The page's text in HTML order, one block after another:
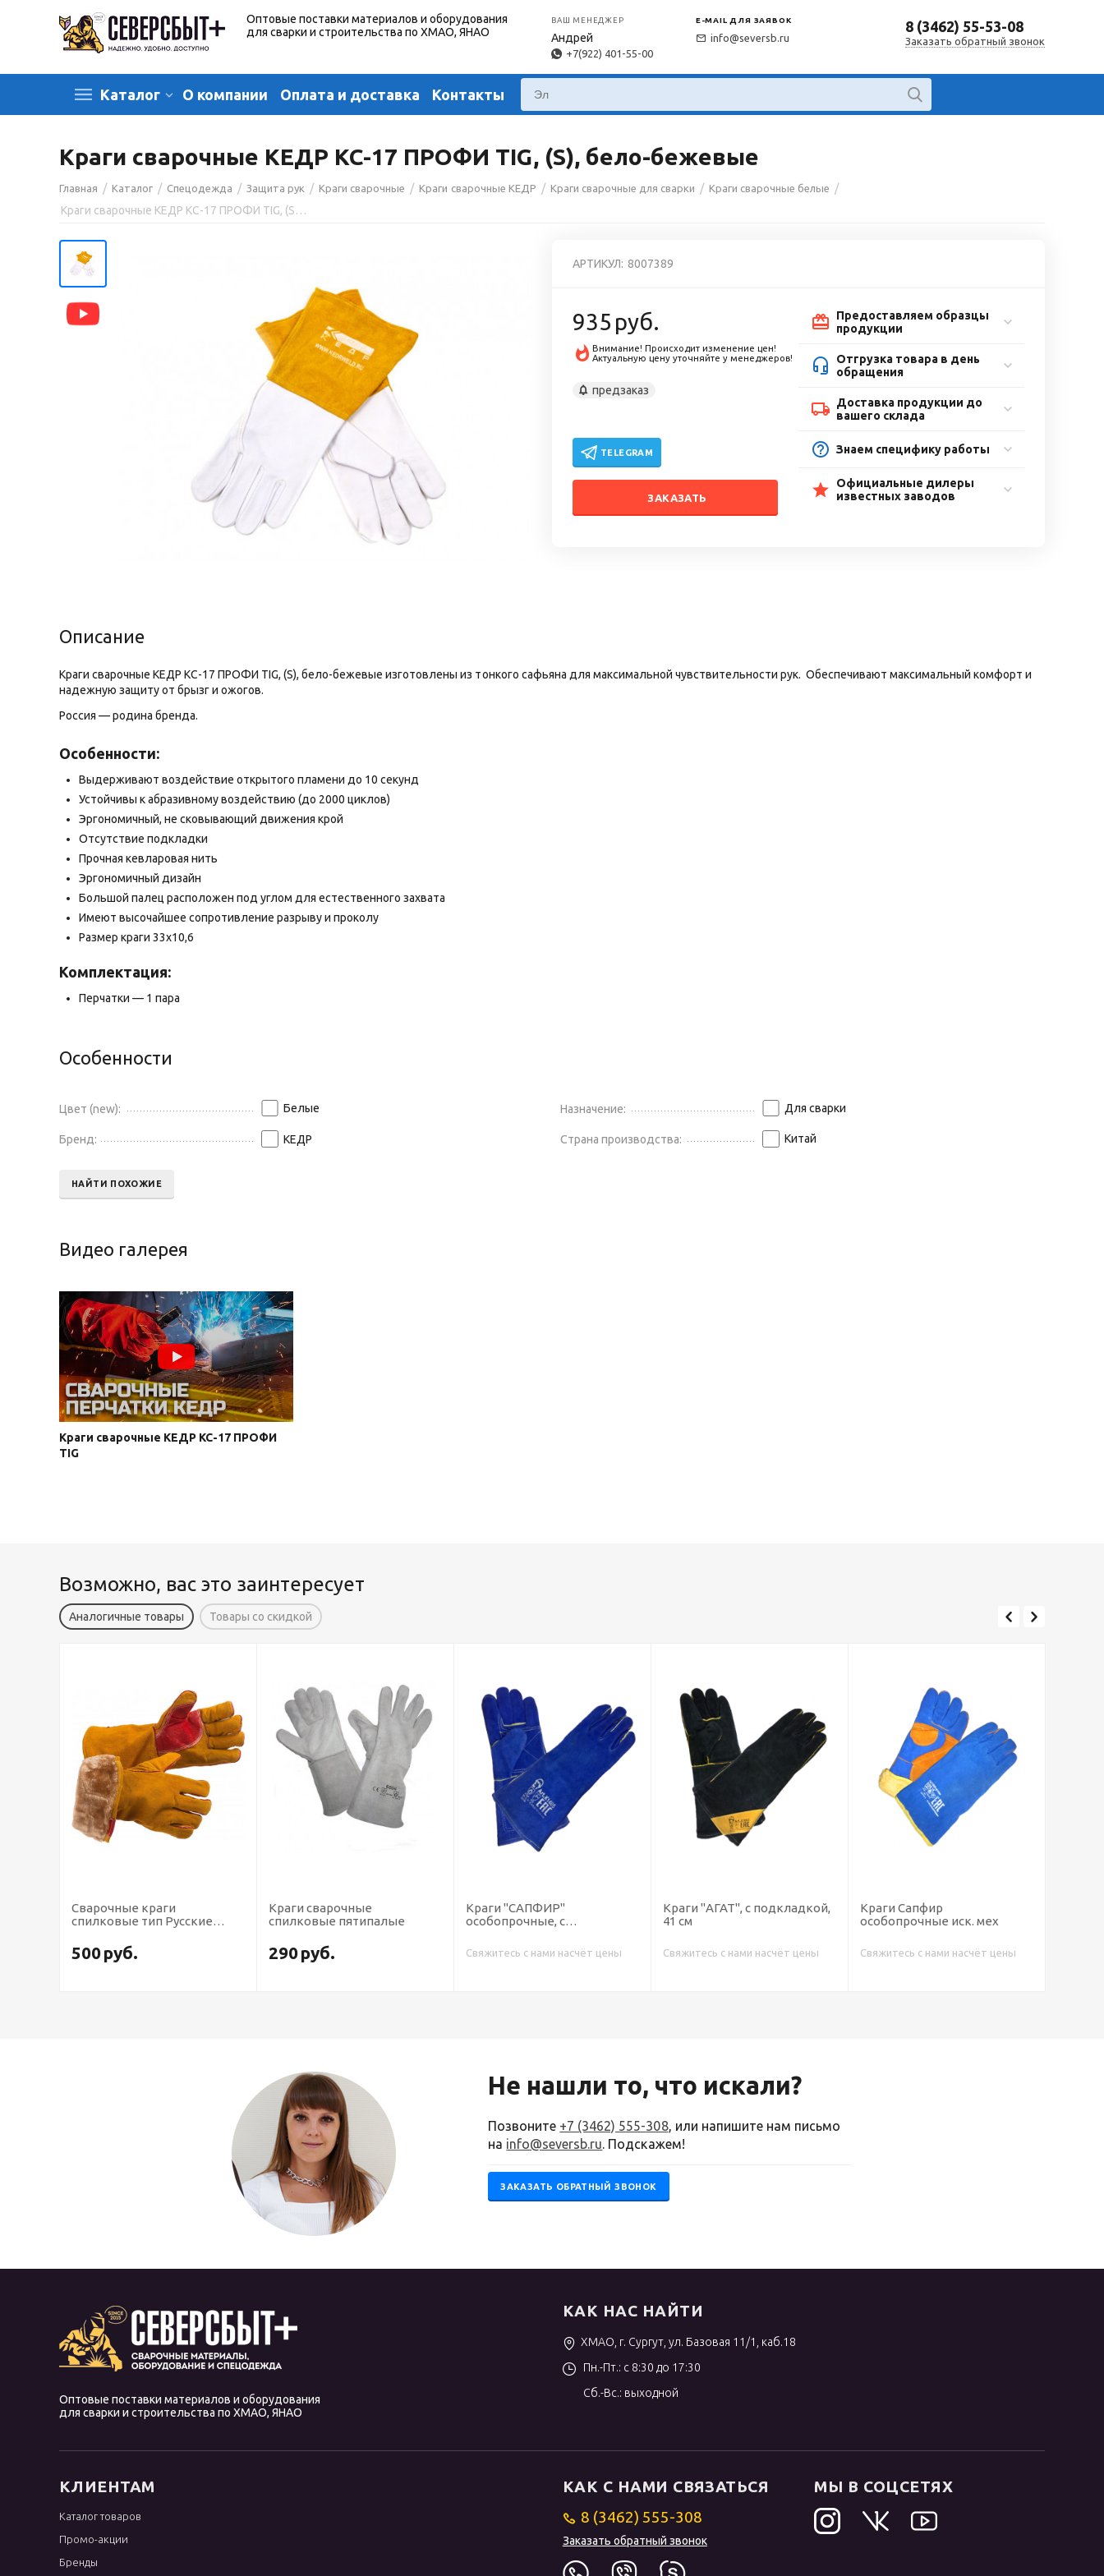
Оптовые поставки материалов и оборудования
для сварки и строительства по ХМАО, ЯНАО
ВАШ МЕНЕДЖЕР
Андрей
+7(922) 401-55-00
E-MAIL ДЛЯ ЗАЯВОК
info@seversb.ru
8 (3462) 55-53-08
Заказать обратный звонок
Каталог О компании Оплата и доставка Контакты
Краги сварочные КЕДР КС-17 ПРОФИ TIG, (S), бело-бежевые
Главная / Каталог / Спецодежда / Защита рук / Краги сварочные / Краги сварочные КЕДР / Краги сварочные для сварки / Краги сварочные белые /
Краги сварочные КЕДР КС-17 ПРОФИ TIG, (S), бело-бежевые
АРТИКУЛ: 8007389
935 руб.
Внимание! Происходит изменение цен!
Актуальную цену уточняйте у менеджеров!
предзаказ
TELEGRAM
ЗАКАЗАТЬ
Предоставляем образцы
продукции
Отгрузка товара в день
обращения
Доставка продукции до
вашего склада
Знаем специфику работы
Официальные дилеры
известных заводов
Описание
Краги сварочные КЕДP КС-17 ПРОФИ TIG, (S), бело-бежевые изготовлены из тонкого сафьяна для максимальной чувствительности рук. Обеспечивают максимальный комфорт и
надежную защиту от брызг и ожогов.
Россия — родина бренда.
Особенности:
Выдерживают воздействие открытого пламени до 10 секунд
Устойчивы к абразивному воздействию (до 2000 циклов)
Эргономичный, не сковывающий движения крой
Отсутствие подкладки
Прочная кевларовая нить
Эргономичный дизайн
Большой палец расположен под углом для естественного захвата
Имеют высочайшее сопротивление разрыву и проколу
Размер краги 33х10,6
Комплектация:
Перчатки — 1 пара
Особенности
Цвет (new): Белые
Бренд: КЕДР
Назначение: Для сварки
Страна производства: Китай
НАЙТИ ПОХОЖИЕ
Видео галерея
Краги сварочные КЕДР КС-17 ПРОФИ
TIG
Возможно, вас это заинтересует
Аналогичные товары Товары со скидкой
Сварочные краги
спилковые тип Русские
500руб.
Краги сварочные
спилковые пятипалые
290руб.
Краги "САПФИР"
особопрочные, с
Свяжитесь с нами насчёт цены
Краги "АГАТ", с подкладкой,
41 см
Свяжитесь с нами насчёт цены
Краги Сапфир
особопрочные иск. мех
Свяжитесь с нами насчёт цены
Не нашли то, что искали?
Позвоните +7 (3462) 555-308, или напишите нам письмо
на info@seversb.ru. Подскажем!
ЗАКАЗАТЬ ОБРАТНЫЙ ЗВОНОК
Оптовые поставки материалов и оборудования
для сварки и строительства по ХМАО, ЯНАО
КАК НАС НАЙТИ
ХМАО, г. Сургут, ул. Базовая 11/1, каб.18
Пн.-Пт.: с 8:30 до 17:30
Сб.-Вс.: выходной
КЛИЕНТАМ
Каталог товаров
Промо-акции
Бренды
КАК С НАМИ СВЯЗАТЬСЯ
8 (3462) 555-308
Заказать обратный звонок
МЫ В СОЦСЕТЯХ